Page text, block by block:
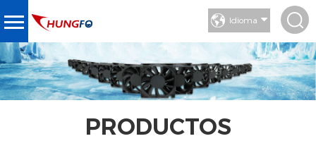
Idioma
PRODUCTOS